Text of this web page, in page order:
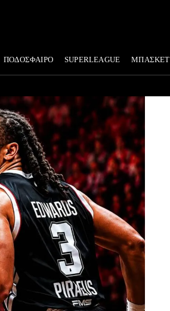
ΠΟΔΟΣΦΑΙΡΟ SUPERLEAGUE ΜΠΑΣΚΕΤ